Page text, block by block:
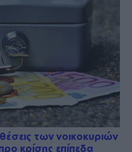
των νοικοκυριών
κρίσης επίπεδα